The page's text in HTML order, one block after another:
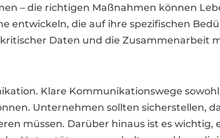
– die richtigen Maßnahmen können
entwickeln, die auf ihre spezifischen
Daten und die Zusammenarbeit
Klare Kommunikationswege
Unternehmen sollten sicherstellen,
müssen. Darüber hinaus ist es wichtig,